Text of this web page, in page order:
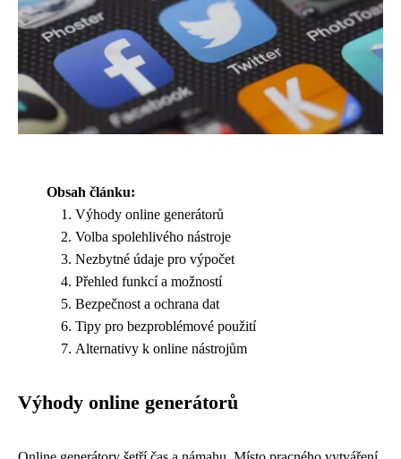
Obsah článku:
Výhody online generátorů
Volba spolehlivého nástroje
Nezbytné údaje pro výpočet
Přehled funkcí a možností
Bezpečnost a ochrana dat
Tipy pro bezproblémové použití
Alternativy k online nástrojům
Výhody online generátorů